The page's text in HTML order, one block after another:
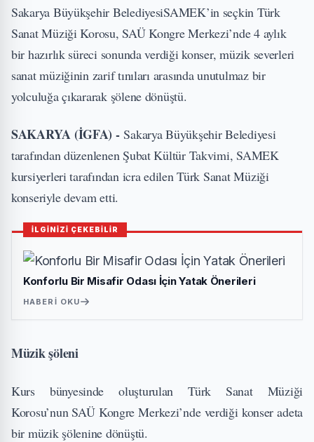
Sakarya Büyükşehir BelediyesiSAMEK’in seçkin Türk
Sanat Müziği Korosu, SAÜ Kongre Merkezi’nde 4 aylık
bir hazırlık süreci sonunda verdiği konser, müzik severleri
sanat müziğinin zarif tınıları arasında unutulmaz bir
yolculuğa çıkararak şölene dönüştü.
SAKARYA (İGFA) -Sakarya Büyükşehir Belediyesi
tarafından düzenlenen Şubat Kültür Takvimi, SAMEK
kursiyerleri tarafından icra edilen Türk Sanat Müziği
konseriyle devam etti.
İLGİNİZİ ÇEKEBİLİR
Konforlu Bir Misafir Odası İçin Yatak Önerileri
HABERI OKU
Müzik şöleni
Kurs bünyesinde oluşturulan Türk Sanat Müziği
Korosu’nun SAÜ Kongre Merkezi’nde verdiği konser adeta
bir müzik şölenine dönüştü.